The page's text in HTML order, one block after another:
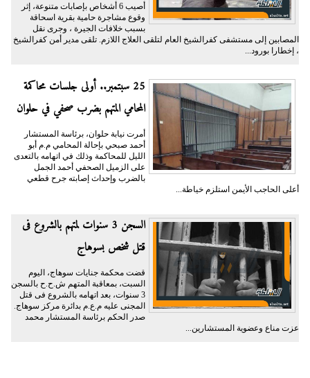
أصيب 6 أشخاص بإصابات متنوعة، إثر
وقوع مشاجرة حامية بقرية اسحاقة
بسبب خلافات الجيرة ، وجرى نقل
المصابين إلى مستشفى كفرالشيخ العام لتلقى العلاج اللازم. تلقى مدير أمن كفرالشيخ
، إخطارا بورود...
25 سبتمبر.. أولى جلسات محاكمة
المحامي المتهم بضرب صحفي في حلوان
أمرت نيابة حلوان، برئاسة المستشار
أحمد صبحي بإحالة المحامي م.م أبو
الليل للمحاكمة وذلك في اتهامه بالتعدى
على الزميل الصحفي أحمد الجمل
بالضرب وإحداث إصابته جرح قطعي
أعلى الحاجب الأيمن استلزم خياطة...
السجن 3 سنوات لمتهم بالشروع فى
قتل شخص بسوهاج
قضت محكمة جنايات سوهاج، اليوم
السبت، بمعاقبة المتهم ش.ح.ح بالسجن
3 سنوات، بعد اتهامه بالشروع فى قتل
المجنى عليه م.ع.م بدائرة مركز سوهاج.
صدر الحكم برئاسة المستشار محمد
عزت مناع وعضوية المستشارين...